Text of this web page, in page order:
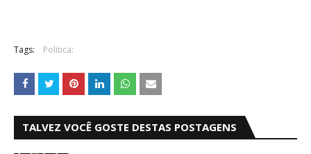
Tags: Politica:
TALVEZ VOCÊ GOSTE DESTAS POSTAGENS